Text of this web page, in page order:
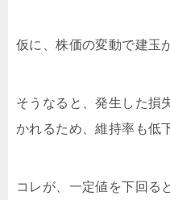
仮に、株価の変動で建玉
そうなると、発生した損
かれるため、維持率も低
コレが、一定値を下回る